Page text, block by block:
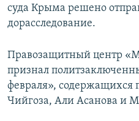
суда Крыма решено
дорасследование.
Правозащитный центр
признал
февраля», содержащихся
Чийгоза, Али Асанова и